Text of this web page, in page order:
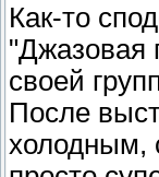
Как-то
"Джазовая
своей
После
холодным,